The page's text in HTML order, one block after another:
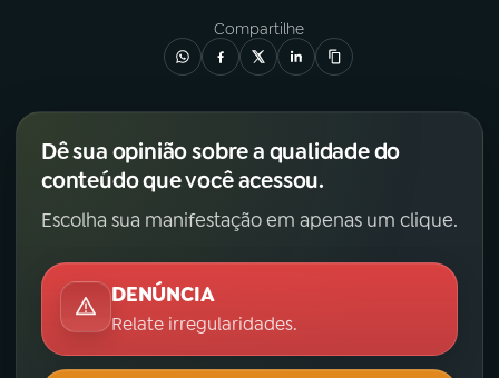
Compartilhe
Dê sua opinião sobre a qualidade do
conteúdo que você acessou.
Escolha sua manifestação em apenas um clique.
DENÚNCIA
Relate irregularidades.